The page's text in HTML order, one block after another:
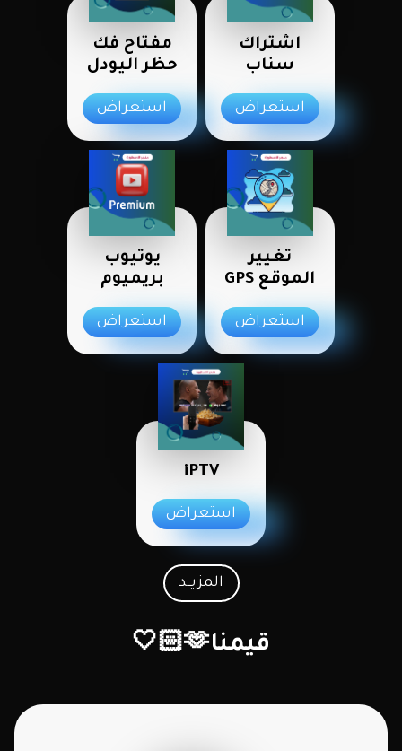
اشتراك
سناب
استعراض
مفتاح فك
حظر اليودل
استعراض
تغيير
الموقع GPS
استعراض
يوتيوب
بريميوم
استعراض
iPTV
استعراض
المزيــد
قيمنا🫶🏻🤍